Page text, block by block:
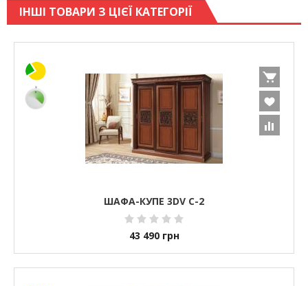
ІНШІ ТОВАРИ З ЦІЄЇ КАТЕГОРІЇ
ШАФА-КУПЕ 3DV C-2
43 490 грн